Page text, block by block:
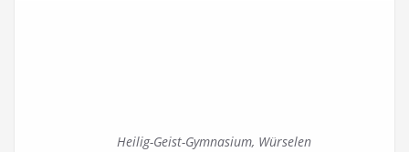
Heilig-Geist-Gymnasium, Würselen